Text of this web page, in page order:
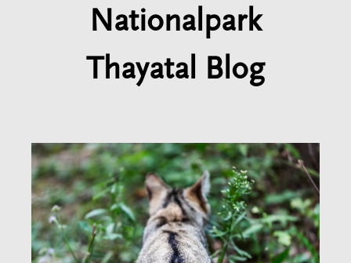
Nationalpark
Thayatal Blog